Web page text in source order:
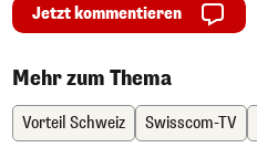
Jetzt kommentieren
Mehr zum Thema
Vorteil Schweiz Swisscom-TV